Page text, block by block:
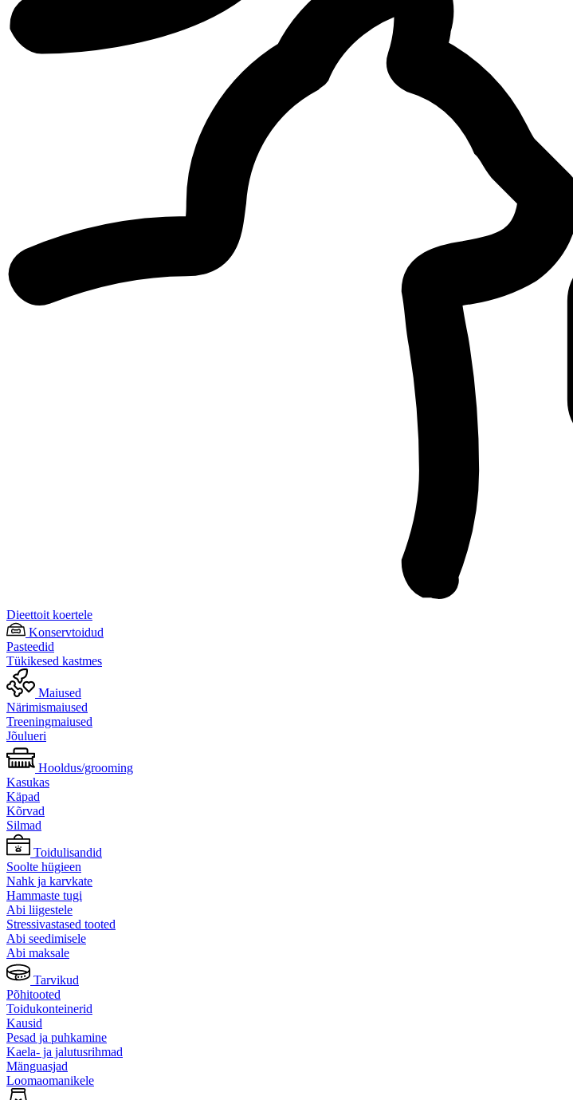
Dieettoit koertele
Konservtoidud
Pasteedid
Tükikesed kastmes
Maiused
Närimismaiused
Treeningmaiused
Jõulueri
Hooldus/grooming
Kasukas
Käpad
Kõrvad
Silmad
Toidulisandid
Soolte hügieen
Nahk ja karvkate
Hammaste tugi
Abi liigestele
Stressivastased tooted
Abi seedimisele
Abi maksale
Tarvikud
Põhitooted
Toidukonteinerid
Kausid
Pesad ja puhkamine
Kaela- ja jalutusrihmad
Mänguasjad
Loomaomanikele